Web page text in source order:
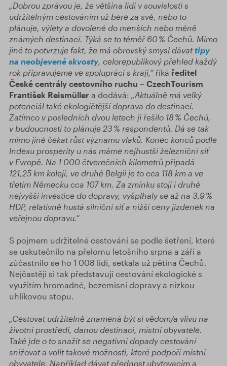
„Dobrou zprávou je, že většina lidí v souvislosti s
udržitelným cestováním už bere za své, nebo to
plánuje, výlety a dovolené do menších nebo méně
známých destinací. Týká se to téměř 60 % Čechů. Mimo
jiné to potvrzuje fakt, že má obrovský smysl dávattipy
na neobjevené skvosty, celorepublikový přehled každý
rok připravujeme ve spolupráci s kraji,“ říká ředitel
České centrály cestovního ruchu – CzechTourism
František Reismüller a dodává: „Aktuálně má velký
potenciál také ekologičtější doprava do destinací.
Zatímco v posledních dvou letech ji řešilo 18 % Čechů,
v budoucnosti to plánuje 23 % respondentů. Dá se tak
mimo jiné čekat růst významu vlaků. Konec konců podle
Indexu prosperity u nás máme nejhustší železniční síť
v Evropě. Na 1 000 čtverečních kilometrů připadá
121,25 km kolejí, ve druhé Belgii je to cca 118 km a ve
třetím Německu cca 107 km. Za zmínku stojí i druhé
nejvyšší investice do dopravy, vyšplhaly se až na 3,9 %
HDP, relativně hustá silniční síť a nižší ceny jízdenek na
veřejnou dopravu.“
S pojmem udržitelné cestování se podle šetření, které
se uskutečnilo na přelomu letošního srpna a září a
zúčastnilo se ho 1 008 lidí, setkala už pětina Čechů.
Nejčastěji si tak představují cestování ekologické s
využitím hromadné, bezemisní dopravy a nízkou
uhlíkovou stopu.
„Cestovat udržitelně znamená být si vědom/a vlivu na
životní prostředí, danou destinaci, místní obyvatele.
Také jde o to snažit se negativní dopady cestování
snižovat a volit takové možnosti, které podpoří místní
obyvatele. Například dávat přednost ubytovacím a